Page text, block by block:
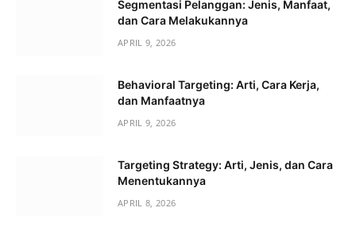
Segmentasi Pelanggan: Jenis, Manfaat,
dan Cara Melakukannya
APRIL 9, 2026
Behavioral Targeting: Arti, Cara Kerja,
dan Manfaatnya
APRIL 9, 2026
Targeting Strategy: Arti, Jenis, dan Cara
Menentukannya
APRIL 8, 2026